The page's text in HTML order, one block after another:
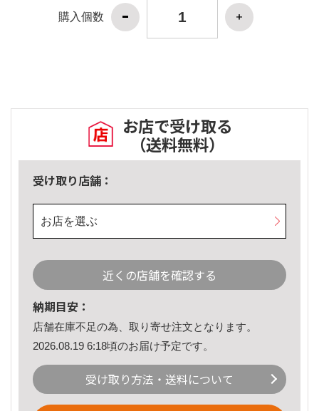
購入個数
お店で受け取る
（送料無料）
受け取り店舗：
お店を選ぶ
近くの店舗を確認する
納期目安：
店舗在庫不足の為、取り寄せ注文となります。
2026.08.19 6:18頃のお届け予定です。
受け取り方法・送料について